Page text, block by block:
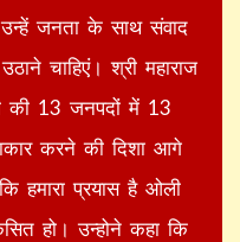
जनता के साथ संवाद
चाहिएं। श्री महाराज
की 13 जनपदों में 13
करने की दिशा आगे
हमारा प्रयास है ओली
हो। उन्होने कहा कि